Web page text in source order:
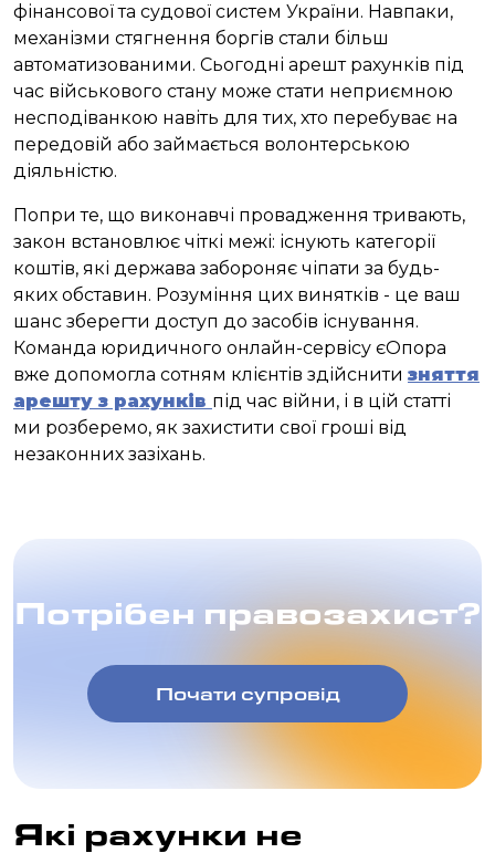
фінансової та судової систем України. Навпаки,
механізми стягнення боргів стали більш
автоматизованими. Сьогодні арешт рахунків під
час військового стану може стати неприємною
несподіванкою навіть для тих, хто перебуває на
передовій або займається волонтерською
діяльністю.
Попри те, що виконавчі провадження тривають,
закон встановлює чіткі межі: існують категорії
коштів, які держава забороняє чіпати за будь-
яких обставин. Розуміння цих винятків - це ваш
шанс зберегти доступ до засобів існування.
Команда юридичного онлайн-сервісу єОпора
вже допомогла сотням клієнтів здійснити зняття
арешту з рахунків під час війни, і в цій статті
ми розберемо, як захистити свої гроші від
незаконних зазіхань.
Потрібен правозахист?
Почати супровід
Які рахунки не